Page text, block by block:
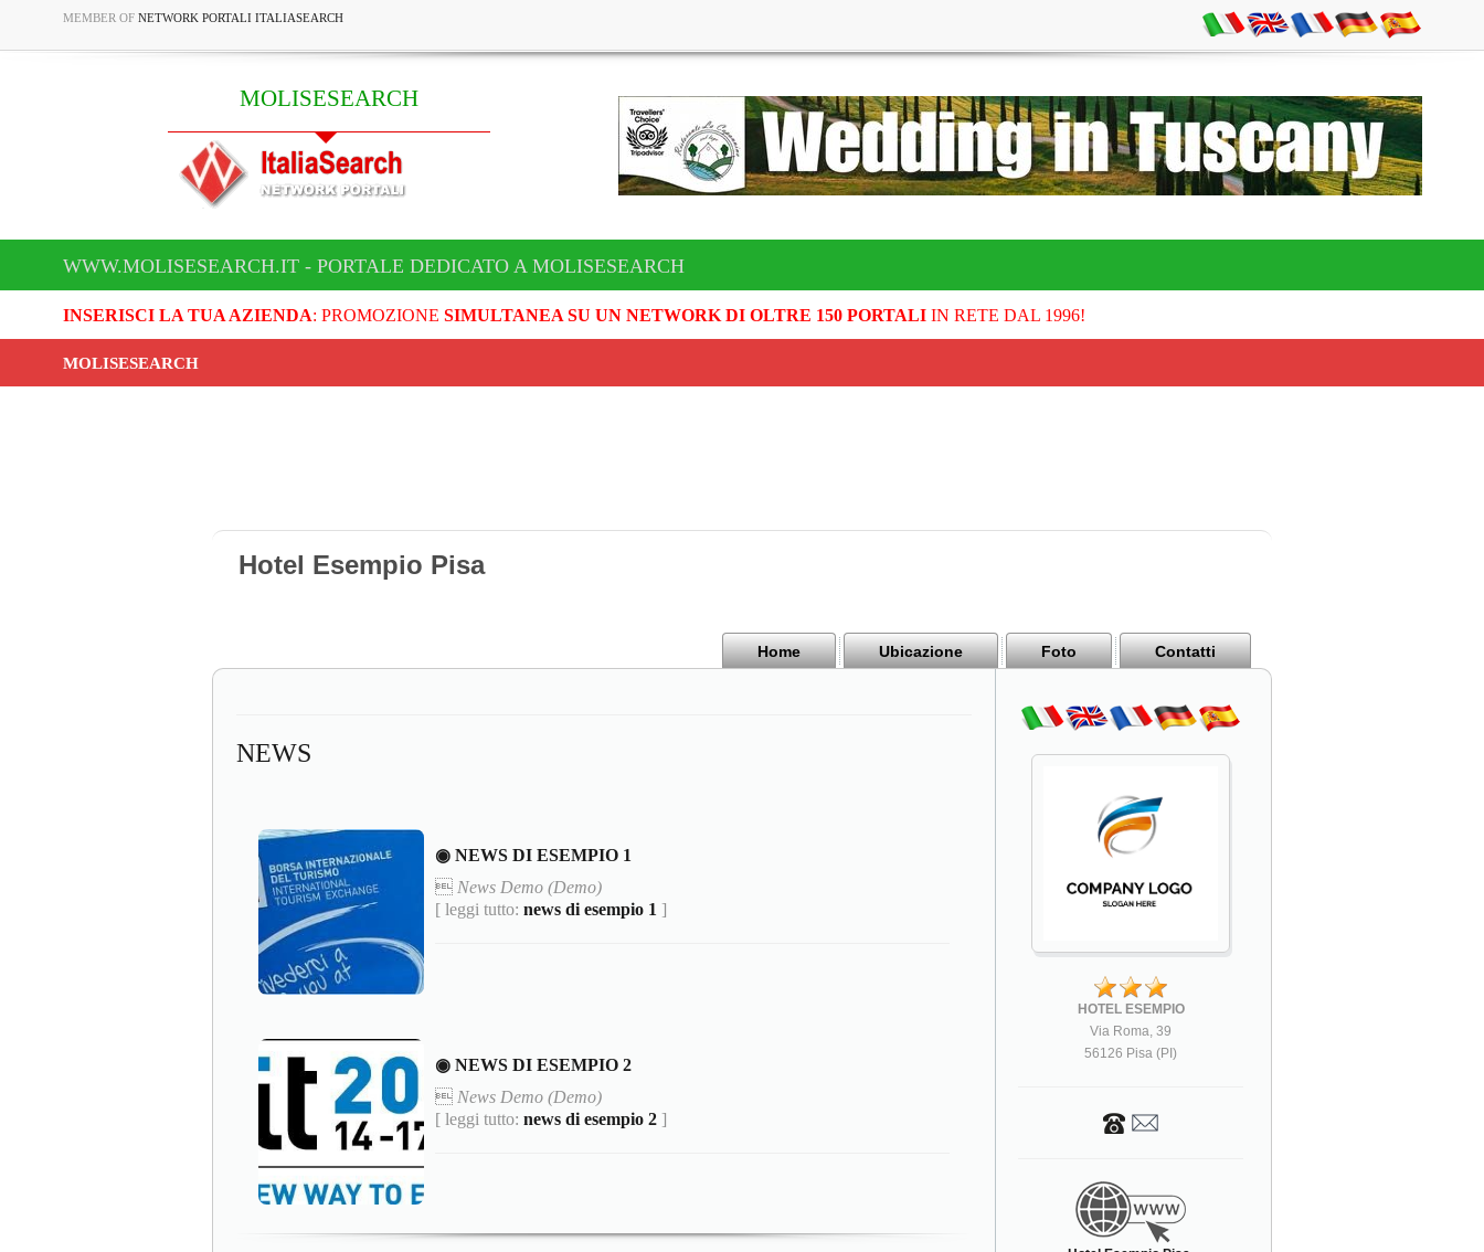
MEMBER OF NETWORK PORTALI ITALIASEARCH
MOLISESEARCH
WWW.MOLISESEARCH.IT - PORTALE DEDICATO A MOLISESEARCH
INSERISCI LA TUA AZIENDA: PROMOZIONE SIMULTANEA SU UN NETWORK DI OLTRE 150 PORTALIIN RETE DAL 1996!
MOLISESEARCH
Hotel Esempio Pisa
Home Ubicazione Foto Contatti
NEWS
◉ NEWS DI ESEMPIO 1
 News Demo (Demo)
[ leggi tutto: news di esempio 1 ]
◉ NEWS DI ESEMPIO 2
 News Demo (Demo)
[ leggi tutto: news di esempio 2 ]
HOTEL ESEMPIO
Via Roma, 39
56126 Pisa (PI)